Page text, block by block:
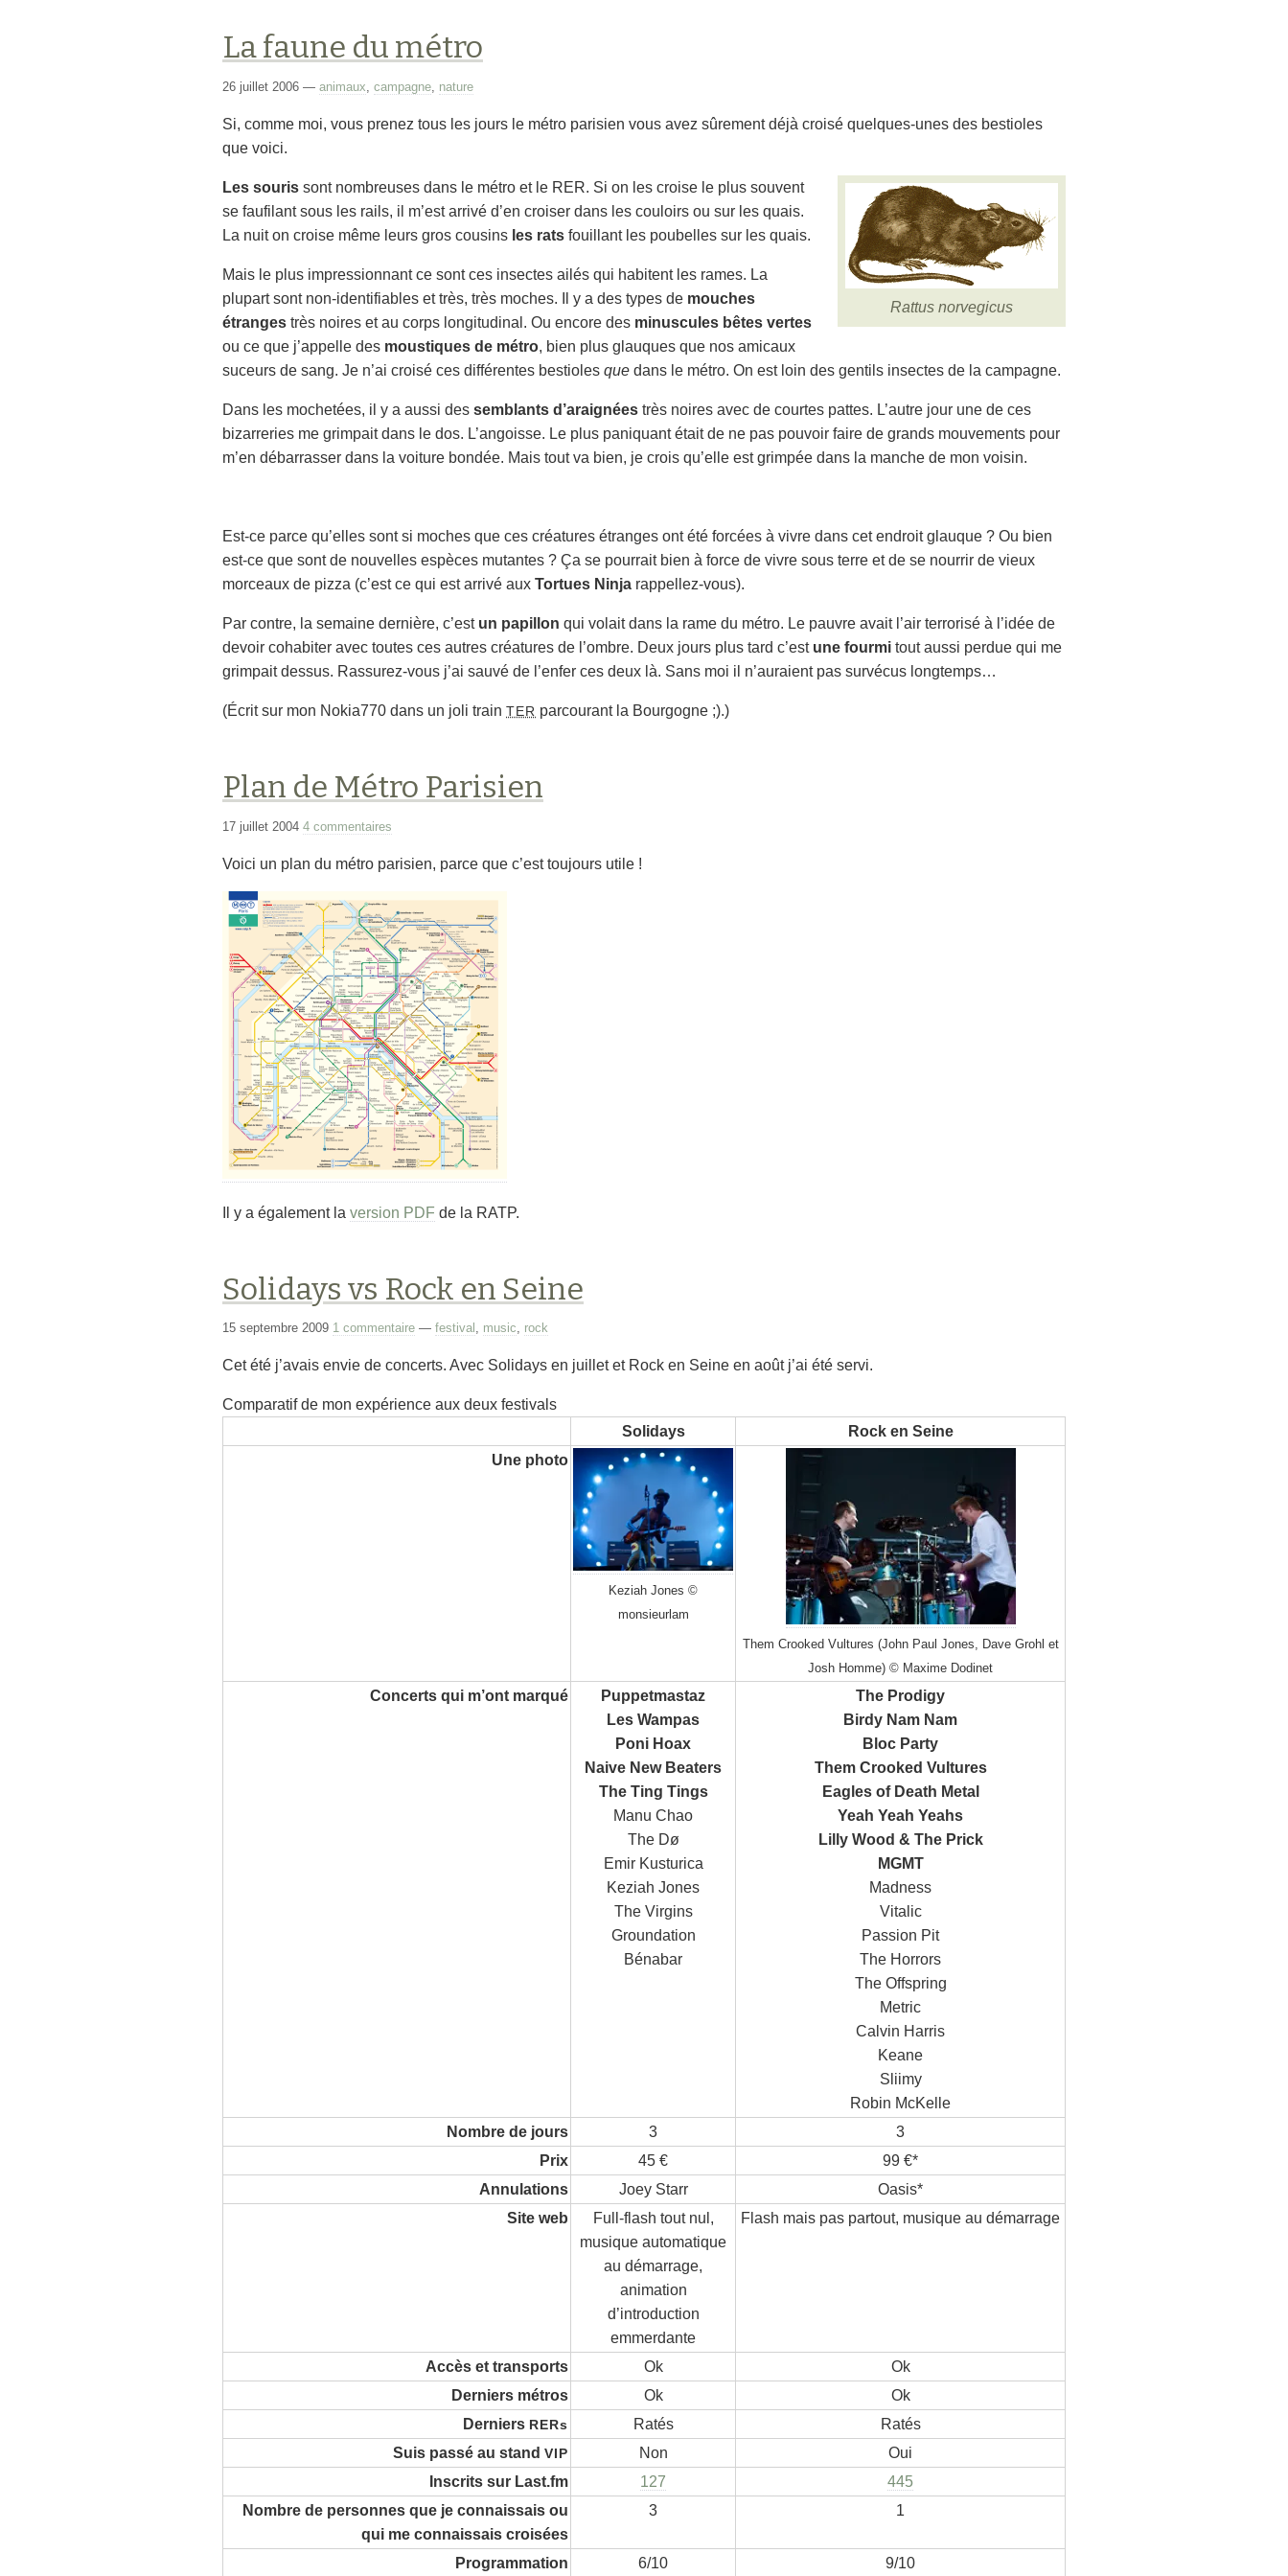
La faune du métro
26 juillet 2006 — animaux campagne nature
Si, comme moi, vous prenez tous les jours le métro parisien vous avez sûrement déjà croisé quelques-unes des bestioles
que voici.
Rattus norvegicus
Les souris sont nombreuses dans le métro et le RER. Si on les croise le plus souvent
se faufilant sous les rails, il m’est arrivé d’en croiser dans les couloirs ou sur les quais.
La nuit on croise même leurs gros cousins les rats fouillant les poubelles sur les quais.
Mais le plus impressionnant ce sont ces insectes ailés qui habitent les rames. La
plupart sont non-identifiables et très, très moches. Il y a des types de mouches
étranges très noires et au corps longitudinal. Ou encore des minuscules bêtes vertes
ou ce que j’appelle des moustiques de métro, bien plus glauques que nos amicaux
suceurs de sang. Je n’ai croisé ces différentes bestioles que dans le métro. On est loin des gentils insectes de la campagne.
Dans les mochetées, il y a aussi des semblants d’araignées très noires avec de courtes pattes. L’autre jour une de ces
bizarreries me grimpait dans le dos. L’angoisse. Le plus paniquant était de ne pas pouvoir faire de grands mouvements pour
m’en débarrasser dans la voiture bondée. Mais tout va bien, je crois qu’elle est grimpée dans la manche de mon voisin.
Est-ce parce qu’elles sont si moches que ces créatures étranges ont été forcées à vivre dans cet endroit glauque ? Ou bien
est-ce que sont de nouvelles espèces mutantes ? Ça se pourrait bien à force de vivre sous terre et de se nourrir de vieux
morceaux de pizza (c’est ce qui est arrivé aux Tortues Ninja rappellez-vous).
Par contre, la semaine dernière, c’est un papillon qui volait dans la rame du métro. Le pauvre avait l’air terrorisé à l’idée de
devoir cohabiter avec toutes ces autres créatures de l’ombre. Deux jours plus tard c’est une fourmi tout aussi perdue qui me
grimpait dessus. Rassurez-vous j’ai sauvé de l’enfer ces deux là. Sans moi il n’auraient pas survécus longtemps…
(Écrit sur mon Nokia770 dans un joli train TER parcourant la Bourgogne ;).)
Plan de Métro Parisien
17 juillet 2004 4 commentaires
Voici un plan du métro parisien, parce que c’est toujours utile !
Il y a également la version PDF de la RATP.
Solidays vs Rock en Seine
15 septembre 2009 1 commentaire — festival , music, rock
Cet été j’avais envie de concerts. Avec Solidays en juillet et Rock en Seine en août j’ai été servi.
Comparatif de mon expérience aux deux festivals
Solidays
Rock en Seine
Une photo
Keziah Jones ©
monsieurlam
Them Crooked Vultures (John Paul Jones, Dave Grohl et
Josh Homme) © Maxime Dodinet
Concerts qui m’ont marqué
Puppetmastaz
Les Wampas
Poni Hoax
Naive New Beaters
The Ting Tings
Manu Chao
The Dø
Emir Kusturica
Keziah Jones
The Virgins
Groundation
Bénabar
The Prodigy
Birdy Nam Nam
Bloc Party
Them Crooked Vultures
Eagles of Death Metal
Yeah Yeah Yeahs
Lilly Wood & The Prick
MGMT
Madness
Vitalic
Passion Pit
The Horrors
The Offspring
Metric
Calvin Harris
Keane
Sliimy
Robin McKelle
Nombre de jours
3
3
Prix
45 €
99 €*
Annulations
Joey Starr
Oasis*
Site web
Full-flash tout nul,
musique automatique
au démarrage,
animation
d’introduction
emmerdante
Flash mais pas partout, musique au démarrage
Accès et transports Ok
Ok
Derniers métros
Ok
Ok
Derniers RERs Ratés
Ratés
Suis passé au stand VIP Non
Oui
Inscrits sur Last.fm
127
445
Nombre de personnes que je connaissais ou
qui me connaissais croisées
3 1
Programmation 6/10 9/10